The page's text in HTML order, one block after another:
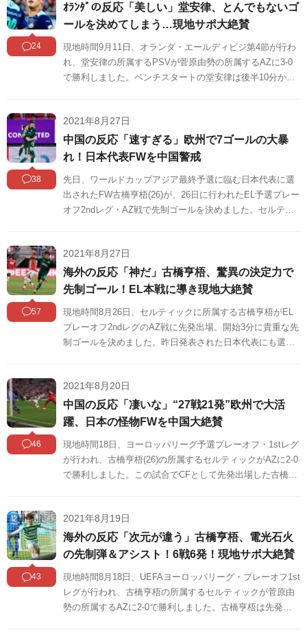
24
ｵﾗﾝﾀﾞの反応「美しい」堂安律、とんでもないゴ
ールを決めてしまう…現地サポ大絶賛
現地時間9月11日、オランダ・エールディビジ第4節が行わ
れ、堂安律の所属するPSVが菅原由勢の所属するAZに3-0
で勝利しました。ベンチスタートの堂安律は後半10分から
の採点では、チーム7位タイの7.2となっています。堂安の
ゴールに対する海外の反応をSNSや掲示板などからまとめ
ましたのでご覧ください。
38
2021年8月27日
中国の反応「速すぎる」欧州で7ゴールの大暴
れ！日本代表FWを中国警戒
先日、ワールドカップアジア最終予選に臨む日本代表に選
出されたFW古橋亨梧(26)が、26日に行われたEL予選プレー
オフ2ndレグ・AZ戦で先制ゴールを決めました。セルティ
本代表FW古橋亨梧を警戒しなければならない」と題した記
事が掲載され、これまでセルティックで8試合に出場し(先
発7、途中出場1)7ゴールを決めていること、そして、日本
イドで出場する可能性があることを報道。日本と対戦する
際には古橋に注意して抑え続ける必要があると伝えていま
す。この報道に対し、中国サッカーファンから様々な声が
57
2021年8月27日
海外の反応「神だ」古橋亨梧、驚異の決定力で
先制ゴール！EL本戦に導き現地大絶賛
現地時間8月26日、セルティックに所属する古橋亨梧がEL
プレーオフ2ndレグのAZ戦に先発出場。開始3分に貴重な先
制ゴールを決めました。昨日発表された日本代表にも選出
る海外の反応をSNSや掲示板などからまとめましたのでご
覧ください。
46
2021年8月20日
中国の反応「凄いな」“27戦21発”欧州で大活
躍、日本の怪物FWを中国大絶賛
現地時間18日、ヨーロッパリーグ予選プレーオフ・1stレグ
が行われ、古橋亨梧(26)の所属するセルティックがAZに2-0
で勝利しました。この試合でCFとして先発出場した古橋亨
に貢献しました。古橋の活躍は中国でも話題になっていま
す。この試合の古橋の活躍に対する中国の反応をSNSや掲
示板などからまとめましたのでご覧ください。
43
2021年8月19日
海外の反応「次元が違う」古橋亨梧、電光石火
の先制弾＆アシスト！6戦6発！現地サポ大絶賛
現地時間8月18日、UEFAヨーロッパリーグ・プレーオフ1st
レグが行われ、古橋亨梧の所属するセルティックが菅原由
勢の所属するAZに2-0で勝利しました。古橋亨梧は先発出